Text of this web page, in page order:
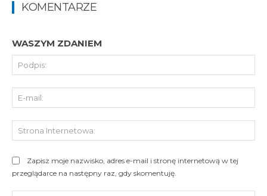
KOMENTARZE
WASZYM ZDANIEM
Zapisz moje nazwisko, adres e-mail i stronę internetową w tej
przeglądarce na następny raz, gdy skomentuję.